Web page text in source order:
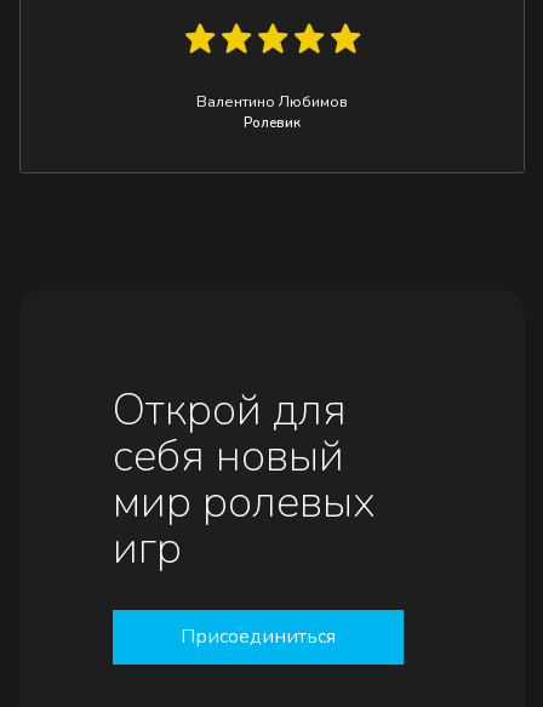
Валентино Любимов
Ролевик
Открой для
себя новый
мир ролевых
игр
Присоединиться